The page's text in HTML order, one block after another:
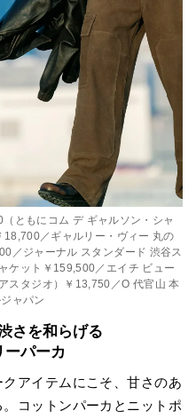
ともにコム デ ギャルソン・シャ
／ギャルリー・ヴィー 丸の
／ジャーナル スタンダード 渋谷ス
ケット￥159,500／エイチ ビュー
スタジオ）￥13,750／O 代官山 本
ャパン
さを和らげる
ーパーカ
アイテムにこそ、甘さのあ
コットンパーカとニットポ